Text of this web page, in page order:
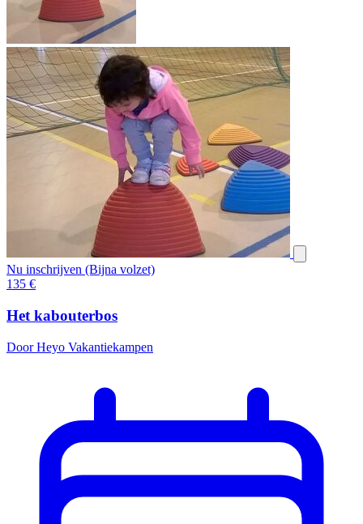
Nu inschrijven (Bijna volzet)
135 €
Het kabouterbos
Door Heyo Vakantiekampen